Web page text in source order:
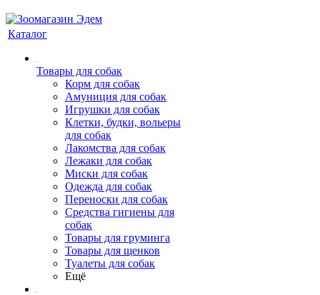
Каталог
Товары для собак
Корм для собак
Амуниция для собак
Игрушки для собак
Клетки, будки, вольеры
для собак
Лакомства для собак
Лежаки для собак
Миски для собак
Одежда для собак
Переноски для собак
Средства гигиены для
собак
Товары для груминга
Товары для щенков
Туалеты для собак
Ещё